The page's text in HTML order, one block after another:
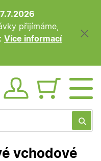
přijímáme,
Více informací
Obsah
vchodové